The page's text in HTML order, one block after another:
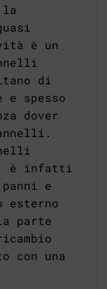
la
è un
di
e spesso
dover
è infatti
e
esterno
parte
con una